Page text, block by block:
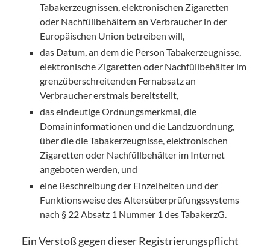
Tabakerzeugnissen, elektronischen Zigaretten
oder Nachfüllbehältern an Verbraucher in der
Europäischen Union betreiben will,
das Datum, an dem die Person Tabakerzeugnisse,
elektronische Zigaretten oder Nachfüllbehälter im
grenzüberschreitenden Fernabsatz an
Verbraucher erstmals bereitstellt,
das eindeutige Ordnungsmerkmal, die
Domaininformationen und die Landzuordnung,
über die die Tabakerzeugnisse, elektronischen
Zigaretten oder Nachfüllbehälter im Internet
angeboten werden, und
eine Beschreibung der Einzelheiten und der
Funktionsweise des Altersüberprüfungssystems
nach § 22 Absatz 1 Nummer 1 des TabakerzG.
Ein Verstoß gegen dieser Registrierungspflicht